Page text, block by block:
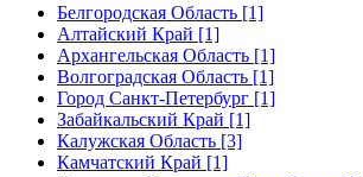
Белгородская Область [1]
Алтайский Край [1]
Архангельская Область [1]
Волгоградская Область [1]
Город Санкт-Петербург [1]
Забайкальский Край [1]
Калужская Область [3]
Камчатский Край [1]